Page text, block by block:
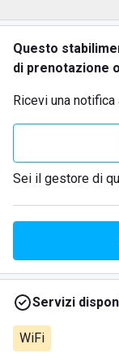
Questo
di prenotazione
Ricevi una
Sei il gestore di
Servizi
WiFi